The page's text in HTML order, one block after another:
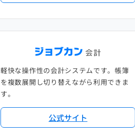
軽快な操作性の会計システムです。帳簿
を複数展開し切り替えながら利用できま
す。
公式サイト